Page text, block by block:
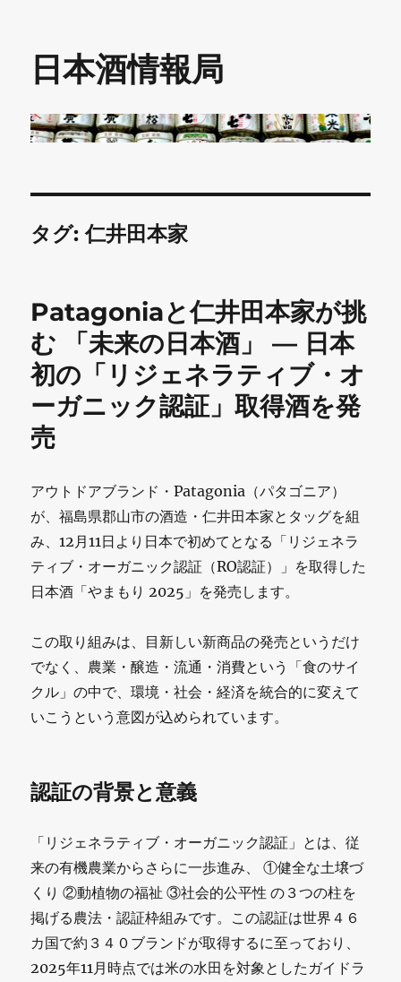
日本酒情報局
タグ:仁井田本家
Patagoniaと仁井田本家が挑
む 「未来の日本酒」 — 日本
初の「リジェネラティブ・オ
ーガニック認証」取得酒を発
売
アウトドアブランド・Patagonia（パタゴニア）
が、福島県郡山市の酒造・仁井田本家とタッグを組
み、12月11日より日本で初めてとなる「リジェネラ
ティブ・オーガニック認証（RO認証）」を取得した
日本酒「やまもり 2025」を発売します。
この取り組みは、目新しい新商品の発売というだけ
でなく、農業・醸造・流通・消費という「食のサイ
クル」の中で、環境・社会・経済を統合的に変えて
いこうという意図が込められています。
認証の背景と意義
「リジェネラティブ・オーガニック認証」とは、従
来の有機農業からさらに一歩進み、 ①健全な土壌づ
くり ②動植物の福祉 ③社会的公平性 の３つの柱を
掲げる農法・認証枠組みです。この認証は世界４６
カ国で約３４０ブランドが取得するに至っており、
2025年11月時点では米の水田を対象としたガイドラ